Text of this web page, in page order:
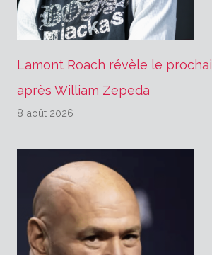
Lamont Roach révèle le
après William Zepeda
8 août 2026